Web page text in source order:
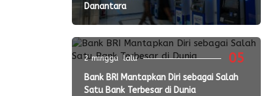
Danantara
05
2 minggu lalu
Bank BRI Mantapkan Diri sebagai Salah
Satu Bank Terbesar di Dunia